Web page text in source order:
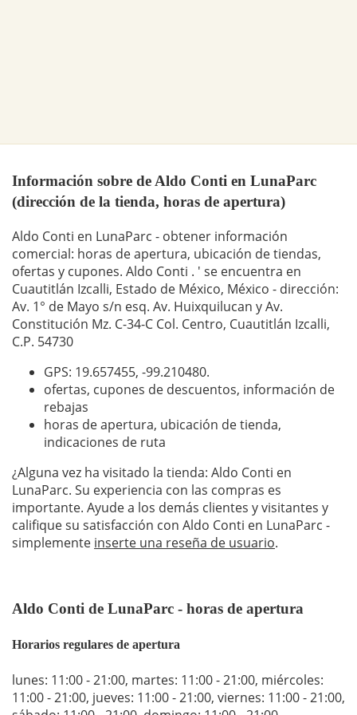
Información sobre de Aldo Conti en LunaParc
(dirección de la tienda, horas de apertura)
Aldo Conti en LunaParc - obtener información
comercial: horas de apertura, ubicación de tiendas,
ofertas y cupones. Aldo Conti . ' se encuentra en
Cuautitlán Izcalli, Estado de México, México - dirección:
Av. 1° de Mayo s/n esq. Av. Huixquilucan y Av.
Constitución Mz. C-34-C Col. Centro, Cuautitlán Izcalli,
C.P. 54730
GPS: 19.657455, -99.210480.
ofertas, cupones de descuentos, información de
rebajas
horas de apertura, ubicación de tienda,
indicaciones de ruta
¿Alguna vez ha visitado la tienda: Aldo Conti en
LunaParc. Su experiencia con las compras es
importante. Ayude a los demás clientes y visitantes y
califique su satisfacción con Aldo Conti en LunaParc -
simplemente inserte una reseña de usuario.
Aldo Conti de LunaParc - horas de apertura
Horarios regulares de apertura
lunes: 11:00 - 21:00, martes: 11:00 - 21:00, miércoles:
11:00 - 21:00, jueves: 11:00 - 21:00, viernes: 11:00 - 21:00,